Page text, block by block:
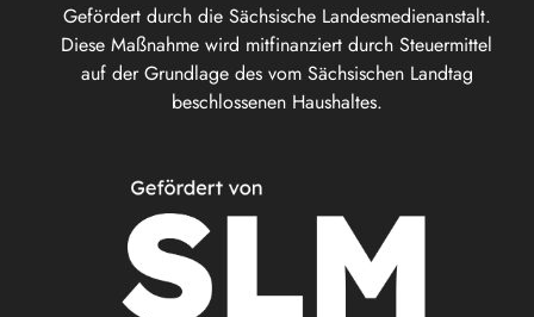
Gefördert durch die Sächsische Landesmedienanstalt.
Diese Maßnahme wird mitfinanziert durch Steuermittel
auf der Grundlage des vom Sächsischen Landtag
beschlossenen Haushaltes.